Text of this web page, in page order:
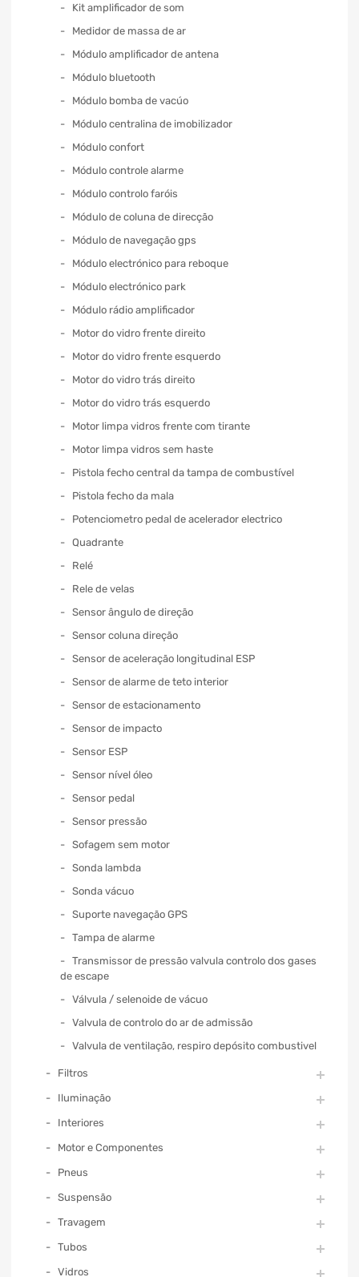
Kit amplificador de som
Medidor de massa de ar
Módulo amplificador de antena
Módulo bluetooth
Módulo bomba de vacúo
Módulo centralina de imobilizador
Módulo confort
Módulo controle alarme
Módulo controlo faróis
Módulo de coluna de direcção
Módulo de navegação gps
Módulo electrónico para reboque
Módulo electrónico park
Módulo rádio amplificador
Motor do vidro frente direito
Motor do vidro frente esquerdo
Motor do vidro trás direito
Motor do vidro trás esquerdo
Motor limpa vidros frente com tirante
Motor limpa vidros sem haste
Pistola fecho central da tampa de combustível
Pistola fecho da mala
Potenciometro pedal de acelerador electrico
Quadrante
Relé
Rele de velas
Sensor ângulo de direção
Sensor coluna direção
Sensor de aceleração longitudinal ESP
Sensor de alarme de teto interior
Sensor de estacionamento
Sensor de impacto
Sensor ESP
Sensor nível óleo
Sensor pedal
Sensor pressão
Sofagem sem motor
Sonda lambda
Sonda vácuo
Suporte navegação GPS
Tampa de alarme
Transmissor de pressão valvula controlo dos gases
de escape
Válvula / selenoide de vácuo
Valvula de controlo do ar de admissão
Valvula de ventilação, respiro depósito combustivel
Filtros
Iluminação
Interiores
Motor e Componentes
Pneus
Suspensão
Travagem
Tubos
Vidros